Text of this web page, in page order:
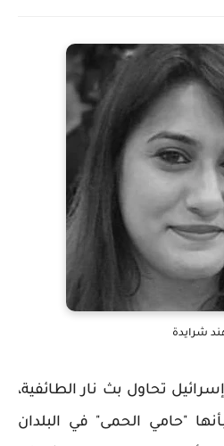
شرايدة
تحاول بث نار الطائفية،
"حامي الحمى" في البلدان